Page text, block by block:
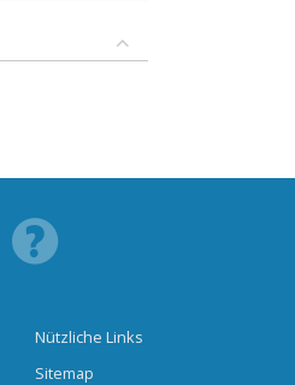
Nützliche Links
Sitemap